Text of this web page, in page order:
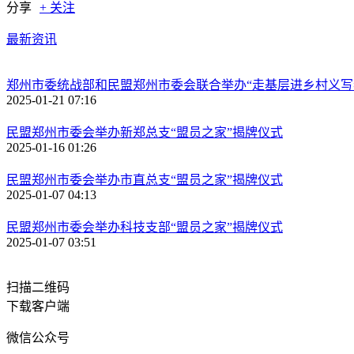
分享 + 关注
最新资讯
郑州市委统战部和民盟郑州市委会联合举办“走基层进乡村义
2025-01-21 07:16
民盟郑州市委会举办新郑总支“盟员之家”揭牌仪式
2025-01-16 01:26
民盟郑州市委会举办市直总支“盟员之家”揭牌仪式
2025-01-07 04:13
民盟郑州市委会举办科技支部“盟员之家”揭牌仪式
2025-01-07 03:51
扫描二维码
下载客户端
微信公众号